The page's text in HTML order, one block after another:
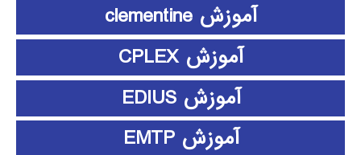
آموزش clementine
آموزش CPLEX
آموزش EDIUS
آموزش EMTP